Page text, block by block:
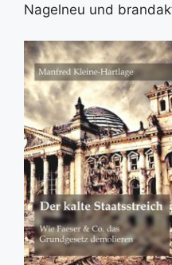
Nagelneu und